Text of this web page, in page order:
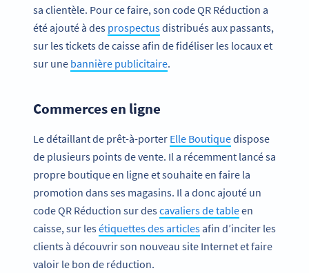
sa clientèle. Pour ce faire, son code QR Réduction a
été ajouté à des prospectusdistribués aux passants,
sur les tickets de caisse afin de fidéliser les locaux et
sur une bannière publicitaire.
Commerces en ligne
Le détaillant de prêt-à-porter Elle Boutiquedispose
de plusieurs points de vente. Il a récemment lancé sa
propre boutique en ligne et souhaite en faire la
promotion dans ses magasins. Il a donc ajouté un
code QR Réduction sur descavaliers de tableen
caisse, sur lesétiquettes des articlesafin d’inciter les
clients à découvrir son nouveau site Internet et faire
valoir le bon de réduction.